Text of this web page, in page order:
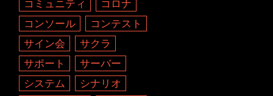
コミュニティ
コロナ
コンソール
コンテスト
サイン会
サクラ
サポート
サーバー
システム
シナリオ